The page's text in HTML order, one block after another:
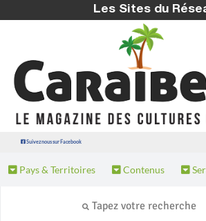
Les Sites du
Suivez nous sur Facebook
Pays & Territoires Contenus